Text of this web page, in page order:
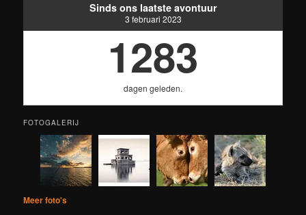
Sinds ons laatste avontuur
3 februari 2023
1283
dagen geleden.
FOTOGALERIJ
Meer foto's